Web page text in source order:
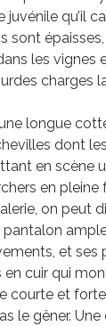
qu’il
sont
les vignes
charges
longue
dont
en scène
en pleine
on peut
pantalon
et ses
cuir qui
courte et
le gêner.